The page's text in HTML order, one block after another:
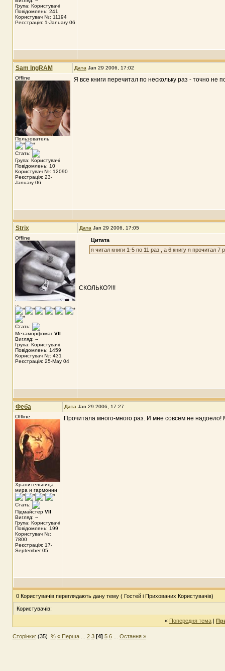
Група: Користувачі
Повідомлень: 241
Користувач №: 11194
Реєстрація: 1-January 06
Sam IngRAM Дата Jan 29 2006, 17:02
Offline
Пользователь
Стать:
Група: Користувачі
Повідомлень: 10
Користувач №: 12090
Реєстрація: 23-
January 06
Я все книги перечитал по нескольку раз - точно
Strix Дата Jan 29 2006, 17:05
Offline
Стать:
Метаморфомаг VII
Вигляд: --
Група: Користувачі
Повідомлень: 1459
Користувач №: 431
Реєстрація: 25-May 04
Цитата
я читал книги 1-5 по 11 раз , а 6 книгу я прочитал
СКОЛЬКО?!!!
Феба Дата Jan 29 2006, 17:27
Offline
Хранительница
мира и гармонии
Стать:
Підмайстер VII
Вигляд: --
Група: Користувачі
Повідомлень: 199
Користувач №:
7800
Реєстрація: 17-
September 05
Прочитала много-много раз. И мне совсем не
0 Користувачів переглядають дану тему ( Гостей і Прихованих Користувачів)
Користувачів:
« Попередня тема |
Сторінки: (35) % « Перша... 2 3 [4] 5 6... Остання »